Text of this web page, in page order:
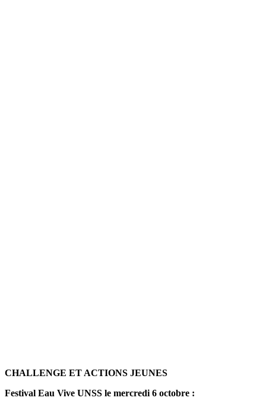
CHALLENGE ET ACTIONS JEUNES
Festival Eau Vive UNSS le mercredi 6 octobre :